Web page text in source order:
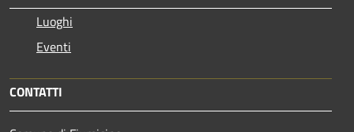
Luoghi
Eventi
CONTATTI